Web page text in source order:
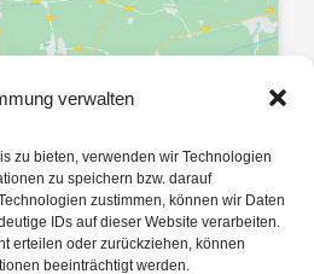
verwalten
zu bieten, verwenden wir Technologien
zu speichern bzw. darauf
zustimmen, können wir Daten
IDs auf dieser Website verarbeiten.
erteilen oder zurückziehen, können
beeinträchtigt werden.
und diesen Inhalt zu
aktivieren